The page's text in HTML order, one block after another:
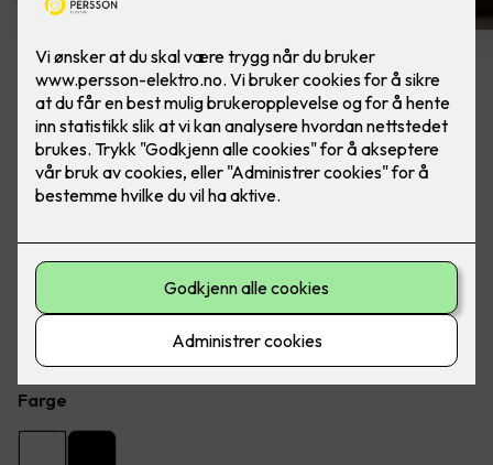
6 stk hvite LED downlights
rehab inkl. LED dimmer
Ferdig montert - Junistar ECO 2700 m/ LED
Flott LED downlight med 42 graders spredning og 30
graders vipp i to retninger til innendørs bruke, inkl. LED
Farge